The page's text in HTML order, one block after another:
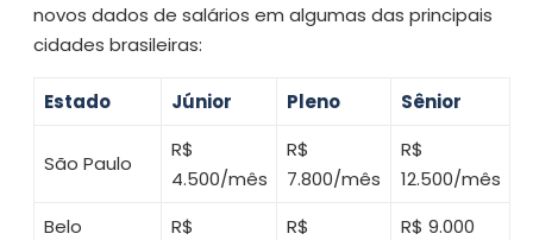
novos dados de salários em algumas das principais
cidades brasileiras:
Estado Júnior Pleno Sênior
São Paulo
R$
4.500/mês
R$
7.800/mês
R$
12.500/mês
Belo
R$
R$
R$ 9.000